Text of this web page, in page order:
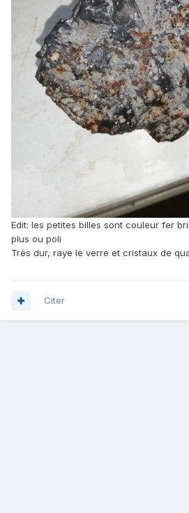
Edit: les petites billes sont couleur fer
plus ou poli
Très dur, raye le verre et cristaux de
Citer